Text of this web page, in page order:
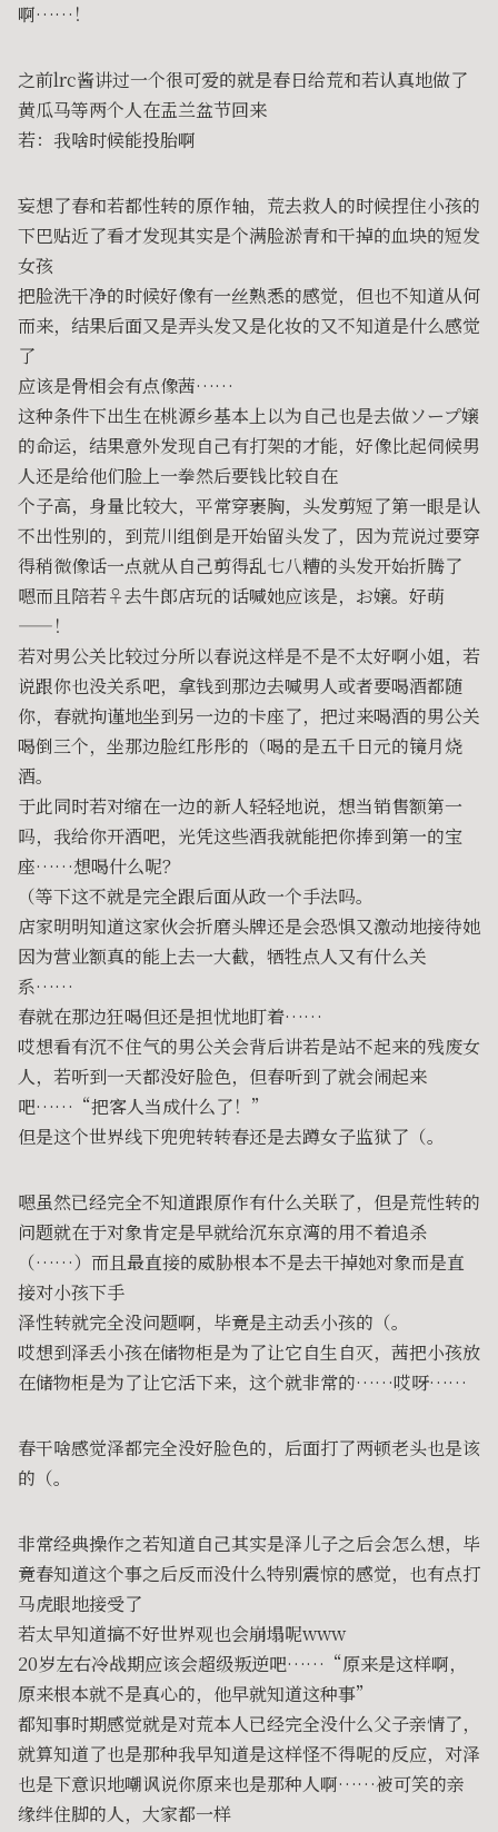
啊……！
之前lrc酱讲过一个很可爱的就是春日给荒和若认真地做了
黄瓜马等两个人在盂兰盆节回来
若：我啥时候能投胎啊
妄想了春和若都性转的原作轴，荒去救人的时候捏住小孩的
下巴贴近了看才发现其实是个满脸淤青和干掉的血块的短发
女孩
把脸洗干净的时候好像有一丝熟悉的感觉，但也不知道从何
而来，结果后面又是弄头发又是化妆的又不知道是什么感觉
了
应该是骨相会有点像茜……
这种条件下出生在桃源乡基本上以为自己也是去做ソープ嬢
的命运，结果意外发现自己有打架的才能，好像比起伺候男
人还是给他们脸上一拳然后要钱比较自在
个子高，身量比较大，平常穿裹胸，头发剪短了第一眼是认
不出性别的，到荒川组倒是开始留头发了，因为荒说过要穿
得稍微像话一点就从自己剪得乱七八糟的头发开始折腾了
嗯而且陪若♀去牛郎店玩的话喊她应该是，お嬢。好萌
——！
若对男公关比较过分所以春说这样是不是不太好啊小姐，若
说跟你也没关系吧，拿钱到那边去喊男人或者要喝酒都随
你，春就拘谨地坐到另一边的卡座了，把过来喝酒的男公关
喝倒三个，坐那边脸红彤彤的（喝的是五千日元的镜月烧
酒。
于此同时若对缩在一边的新人轻轻地说，想当销售额第一
吗，我给你开酒吧，光凭这些酒我就能把你捧到第一的宝
座……想喝什么呢？
（等下这不就是完全跟后面从政一个手法吗。
店家明明知道这家伙会折磨头牌还是会恐惧又激动地接待她
因为营业额真的能上去一大截，牺牲点人又有什么关
系……
春就在那边狂喝但还是担忧地盯着……
哎想看有沉不住气的男公关会背后讲若是站不起来的残废女
人，若听到一天都没好脸色，但春听到了就会闹起来
吧……“把客人当成什么了！”
但是这个世界线下兜兜转转春还是去蹲女子监狱了（。
嗯虽然已经完全不知道跟原作有什么关联了，但是荒性转的
问题就在于对象肯定是早就给沉东京湾的用不着追杀
（……）而且最直接的威胁根本不是去干掉她对象而是直
接对小孩下手
泽性转就完全没问题啊，毕竟是主动丢小孩的（。
哎想到泽丢小孩在储物柜是为了让它自生自灭，茜把小孩放
在储物柜是为了让它活下来，这个就非常的……哎呀……
春干啥感觉泽都完全没好脸色的，后面打了两顿老头也是该
的（。
非常经典操作之若知道自己其实是泽儿子之后会怎么想，毕
竟春知道这个事之后反而没什么特别震惊的感觉，也有点打
马虎眼地接受了
若太早知道搞不好世界观也会崩塌呢www
20岁左右冷战期应该会超级叛逆吧……“原来是这样啊，
原来根本就不是真心的，他早就知道这种事”
都知事时期感觉就是对荒本人已经完全没什么父子亲情了，
就算知道了也是那种我早知道是这样怪不得呢的反应，对泽
也是下意识地嘲讽说你原来也是那种人啊……被可笑的亲
缘绊住脚的人，大家都一样